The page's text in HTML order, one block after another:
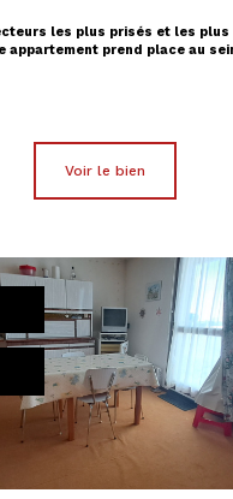
les plus prisés et les
appartement prend place au
voir le bien